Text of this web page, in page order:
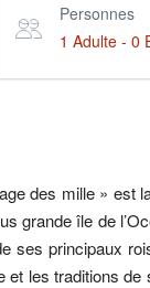
Personnes
1 Adulte- 0
des mille »
grande île de
ses principaux
et les traditions